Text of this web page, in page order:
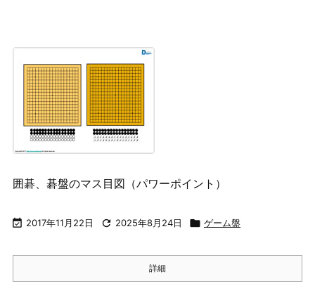
囲碁、碁盤のマス目図（パワーポイント）
 2017年11月22日  2025年8月24日  ゲーム盤
詳細